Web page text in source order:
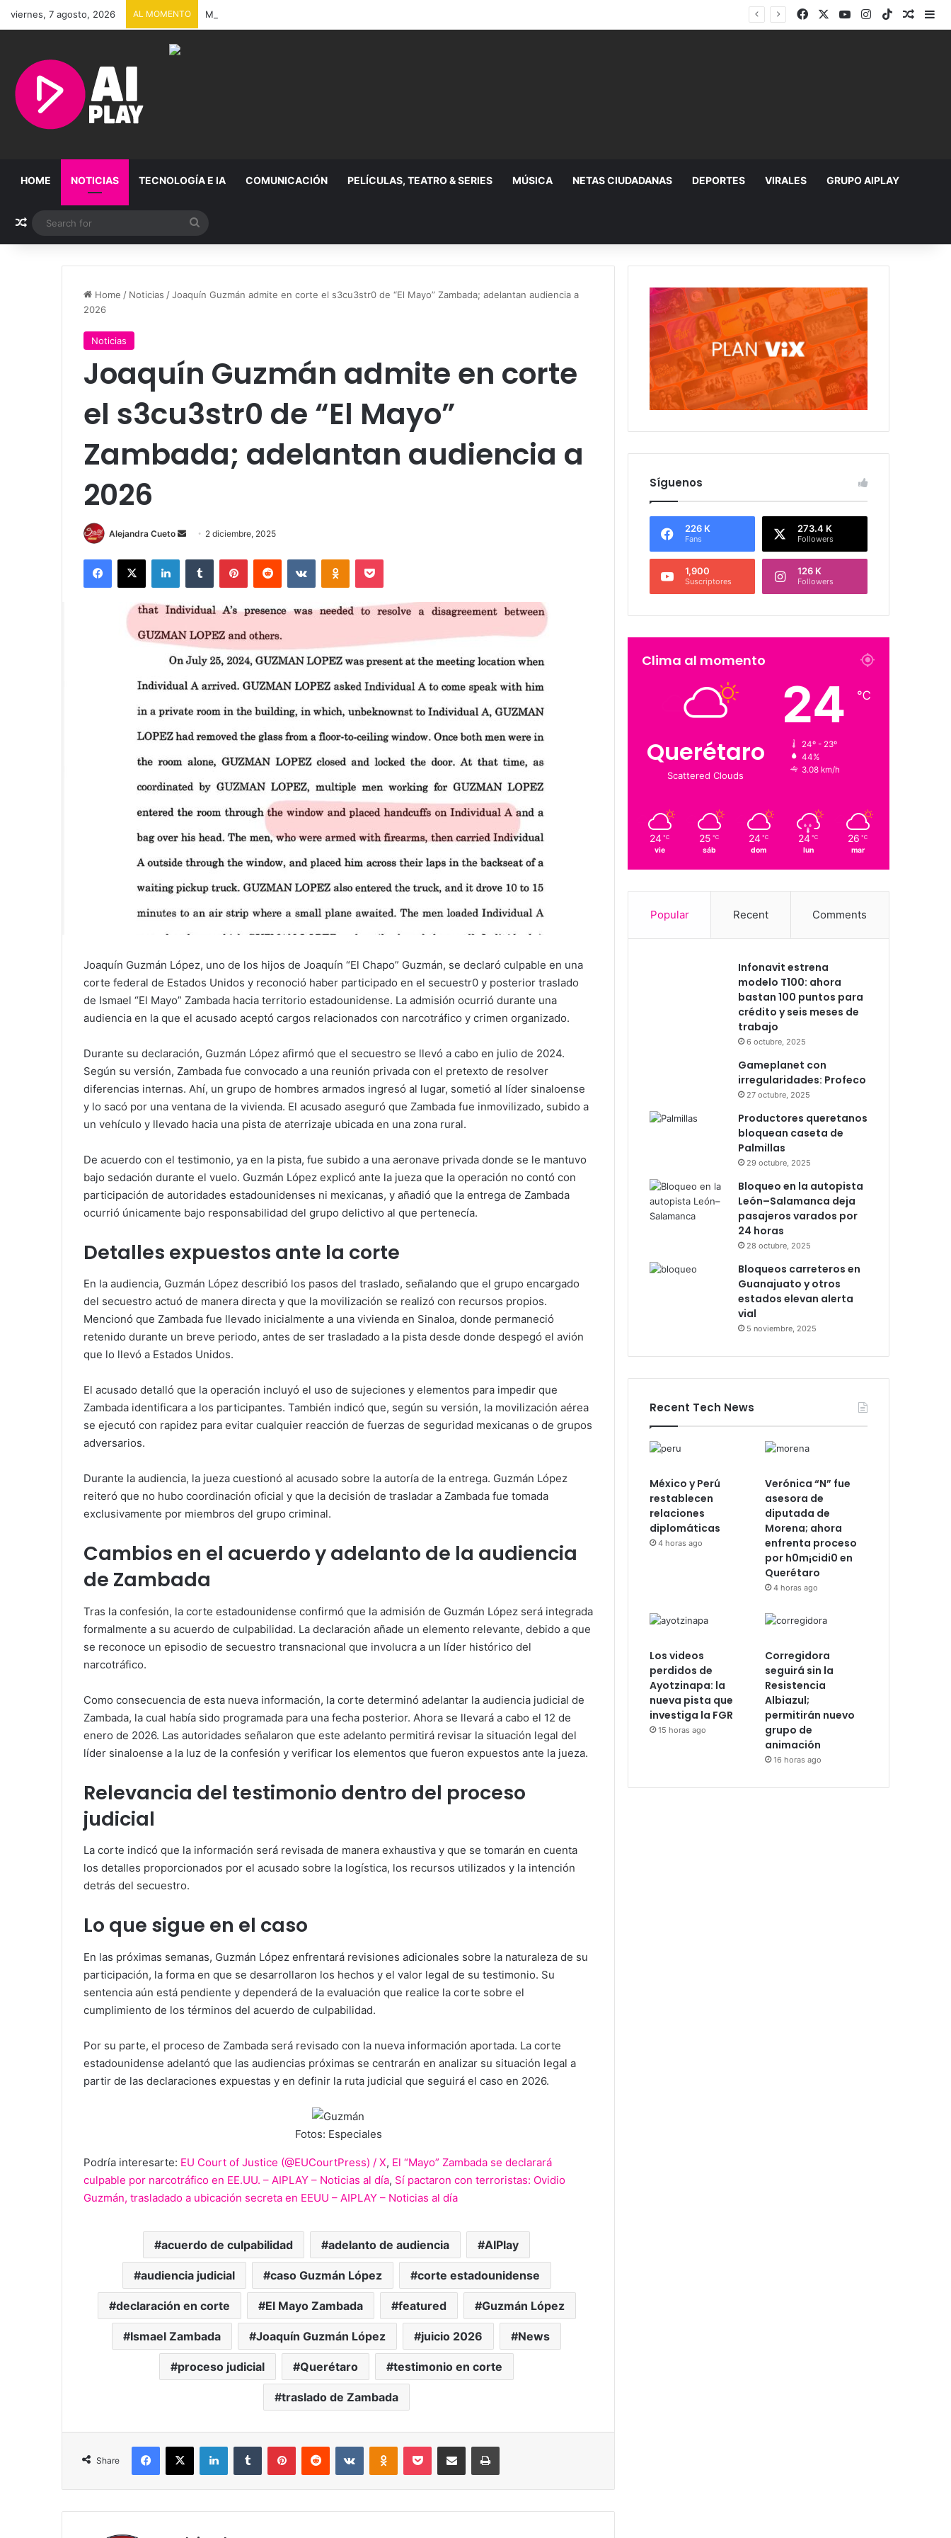
viernes, 7 agosto, 2026 AL MOMENTO México y Perú restablecen relaciones diplomáticas FacebookYouTubeInstagram
TikTok
HOME NOTICIAS TECNOLOGÍA E IA COMUNICACIÓN PELÍCULAS, TEATRO & SERIES MÚSICA NETAS CIUDADANAS DEPORTES VIRALES GRUPO AIPLAY
Random Article
for
Home / Noticias /Joaquín Guzmán admite en corte el s3cu3str0 de “El Mayo” Zambada; adelantan audiencia a
2026
Noticias
Joaquín Guzmán admite en corte
el s3cu3str0 de “El Mayo”
Zambada; adelantan audiencia a
2026
Alejandra Cueto
Send
email
2 diciembre, 2025
Facebook
X LinkedInTumblr PinterestReddit VKontakteOdnoklassniki
Pocket
Joaquín Guzmán López, uno de los hijos de Joaquín “El Chapo” Guzmán, se declaró culpable en una
corte federal de Estados Unidos y reconoció haber participado en el secuestr0 y posterior traslado
de Ismael “El Mayo” Zambada hacia territorio estadounidense. La admisión ocurrió durante una
audiencia en la que el acusado aceptó cargos relacionados con narcotráfico y crimen organizado.
Durante su declaración, Guzmán López afirmó que el secuestro se llevó a cabo en julio de 2024.
Según su versión, Zambada fue convocado a una reunión privada con el pretexto de resolver
diferencias internas. Ahí, un grupo de hombres armados ingresó al lugar, sometió al líder sinaloense
y lo sacó por una ventana de la vivienda. El acusado aseguró que Zambada fue inmovilizado, subido a
un vehículo y llevado hacia una pista de aterrizaje ubicada en una zona rural.
De acuerdo con el testimonio, ya en la pista, fue subido a una aeronave privada donde se le mantuvo
bajo sedación durante el vuelo. Guzmán López explicó ante la jueza que la operación no contó con
participación de autoridades estadounidenses ni mexicanas, y añadió que la entrega de Zambada
ocurrió únicamente bajo responsabilidad del grupo delictivo al que pertenecía.
Detalles expuestos ante la corte
En la audiencia, Guzmán López describió los pasos del traslado, señalando que el grupo encargado
del secuestro actuó de manera directa y que la movilización se realizó con recursos propios.
Mencionó que Zambada fue llevado inicialmente a una vivienda en Sinaloa, donde permaneció
retenido durante un breve periodo, antes de ser trasladado a la pista desde donde despegó el avión
que lo llevó a Estados Unidos.
El acusado detalló que la operación incluyó el uso de sujeciones y elementos para impedir que
Zambada identificara a los participantes. También indicó que, según su versión, la movilización aérea
se ejecutó con rapidez para evitar cualquier reacción de fuerzas de seguridad mexicanas o de grupos
adversarios.
Durante la audiencia, la jueza cuestionó al acusado sobre la autoría de la entrega. Guzmán López
reiteró que no hubo coordinación oficial y que la decisión de trasladar a Zambada fue tomada
exclusivamente por miembros del grupo criminal.
Cambios en el acuerdo y adelanto de la audiencia
de Zambada
Tras la confesión, la corte estadounidense confirmó que la admisión de Guzmán López será integrada
formalmente a su acuerdo de culpabilidad. La declaración añade un elemento relevante, debido a que
se reconoce un episodio de secuestro transnacional que involucra a un líder histórico del
narcotráfico.
Como consecuencia de esta nueva información, la corte determinó adelantar la audiencia judicial de
Zambada, la cual había sido programada para una fecha posterior. Ahora se llevará a cabo el 12 de
enero de 2026. Las autoridades señalaron que este adelanto permitirá revisar la situación legal del
líder sinaloense a la luz de la confesión y verificar los elementos que fueron expuestos ante la jueza.
Relevancia del testimonio dentro del proceso
judicial
La corte indicó que la información será revisada de manera exhaustiva y que se tomarán en cuenta
los detalles proporcionados por el acusado sobre la logística, los recursos utilizados y la intención
detrás del secuestro.
Lo que sigue en el caso
En las próximas semanas, Guzmán López enfrentará revisiones adicionales sobre la naturaleza de su
participación, la forma en que se desarrollaron los hechos y el valor legal de su testimonio. Su
sentencia aún está pendiente y dependerá de la evaluación que realice la corte sobre el
cumplimiento de los términos del acuerdo de culpabilidad.
Por su parte, el proceso de Zambada será revisado con la nueva información aportada. La corte
estadounidense adelantó que las audiencias próximas se centrarán en analizar su situación legal a
partir de las declaraciones expuestas y en definir la ruta judicial que seguirá el caso en 2026.
Fotos: Especiales
Podría interesarte: EU Court of Justice (@EUCourtPress) / X, El “Mayo” Zambada se declarará
culpable por narcotráfico en EE.UU. – AIPLAY – Noticias al día, Sí pactaron con terroristas: Ovidio
Guzmán, trasladado a ubicación secreta en EEUU – AIPLAY – Noticias al día
acuerdo de culpabilidad adelanto de audiencia AIPlay
audiencia judicial caso Guzmán López corte estadounidense
declaración en corte El Mayo Zambada featured Guzmán López
Ismael Zambada Joaquín Guzmán López juicio 2026 News
proceso judicial Querétaro testimonio en corte
traslado de Zambada
Share
Facebook
X LinkedInTumblr PinterestReddit VKontakteOdnoklassniki
Pocket Share via Email Print
Síguenos
226 K
Fans
273.4 K
Followers
1,900
Suscriptores
126 K
Followers
Clima al momento
Querétaro
Scattered Clouds
24 ℃
24º - 23º
44%
3.08 km/h
24 ℃
vie
25 ℃
sáb
24 ℃
dom
24 ℃
lun
26 ℃
mar
Popular Recent Comments
Infonavit estrena
modelo T100: ahora
bastan 100 puntos para
crédito y seis meses de
trabajo
6 octubre, 2025
Gameplanet con
irregularidades: Profeco
27 octubre, 2025
Productores queretanos
bloquean caseta de
Palmillas
29 octubre, 2025
Bloqueo en la autopista
León–Salamanca deja
pasajeros varados por
24 horas
28 octubre, 2025
Bloqueos carreteros en
Guanajuato y otros
estados elevan alerta
vial
5 noviembre, 2025
Recent Tech News
México y Perú
restablecen
relaciones
diplomáticas
4 horas ago
Verónica “N” fue
asesora de
diputada de
Morena; ahora
enfrenta proceso
por h0m¡cidi0 en
Querétaro
4 horas ago
Los videos
perdidos de
Ayotzinapa: la
nueva pista que
investiga la FGR
15 horas ago
Corregidora
seguirá sin la
Resistencia
Albiazul;
permitirán nuevo
grupo de
animación
16 horas ago